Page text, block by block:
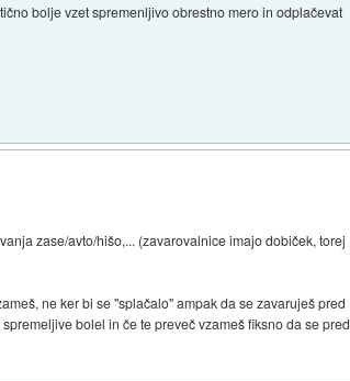
bolje vzet spremenljivo obrestno mero in odplačevat
zase/avto/hišo,... (zavarovalnice imajo dobiček, torej
ne ker bi se "splačalo" ampak da se zavaruješ pred
bolel in če te preveč vzameš fiksno da se pred